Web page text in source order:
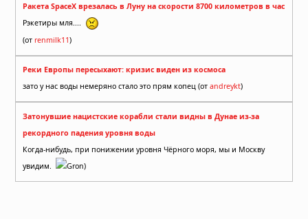
Ракета SpaceX врезалась в Луну на скорости 8700 километров в час
Рэкетиры мля....
(от renmilk11)
Реки Европы пересыхают: кризис виден из космоса
зато у нас воды немеряно стало это прям копец (от andreykt)
Затонувшие нацистские корабли стали видны в Дунае из-за
рекордного падения уровня воды
Когда-нибудь, при понижении уровня Чёрного моря, мы и Москву
увидим.
Gron)